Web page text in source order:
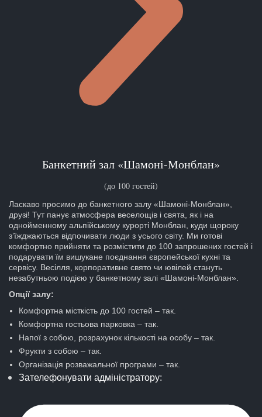
Банкетний зал «Шамоні-Монблан»
(до 100 гостей)
Ласкаво просимо до банкетного залу «Шамоні-Монблан»,
друзі! Тут панує атмосфера веселощів і свята, як і на
однойменному альпійському курорті Монблан, куди щороку
з’їжджаються відпочивати люди з усього світу. Ми готові
комфортно прийняти та розмістити до 100 запрошених гостей і
подарувати їм вишукане поєднання європейської кухні та
сервісу. Весілля, корпоративне свято чи ювілей стануть
незабутньою подією у банкетному залі «Шамоні-Монблан».
Опції залу:
Комфортна місткість до 100 гостей – так.
Комфортна гостьова парковка – так.
Напої з собою, розрахунок кількості на особу – так.
Фрукти з собою – так.
Організація розважальної програми – так.
Зателефонувати адміністратору: